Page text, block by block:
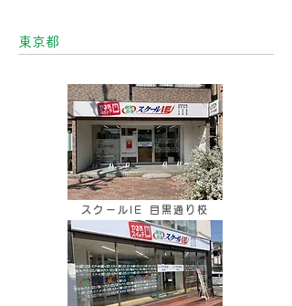
東京都
スクールIE 目黒通り校